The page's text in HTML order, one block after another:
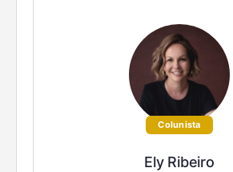
Colunista
Ely Ribeiro